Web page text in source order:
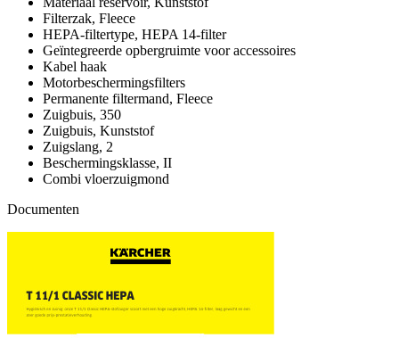
Filterzak, Fleece
HEPA-filtertype, HEPA 14-filter
Geïntegreerde opbergruimte voor accessoires
Kabel haak
Motorbeschermingsfilters
Permanente filtermand, Fleece
Zuigbuis, 350
Zuigbuis, Kunststof
Zuigslang, 2
Beschermingsklasse, II
Combi vloerzuigmond
Documenten